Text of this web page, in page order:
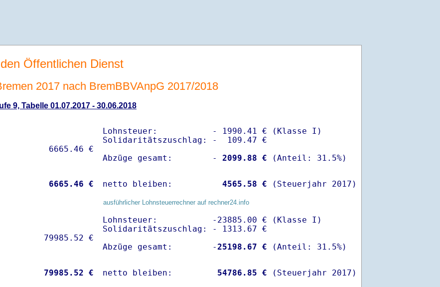
Öffentlichen Dienst
2017 nach BremBBVAnpG 2017/2018
9, Tabelle 01.07.2017 - 30.06.2018
Lohnsteuer:           - 1990.41 € (Klasse I)
Solidaritätszuschlag: -  109.47 €
Abzüge gesamt:        -
2099.88 €
6665.46 € netto bleiben: 4565.58 € (Steuerjahr 2017)
ausführlicher Lohnsteuerrechner auf rechner24.info
Lohnsteuer:           -23885.00 € (Klasse I)
Solidaritätszuschlag: - 1313.67 €
Abzüge gesamt:        -25198.67 €
79985.52 € netto bleiben: 54786.85 € (Steuerjahr 2017)